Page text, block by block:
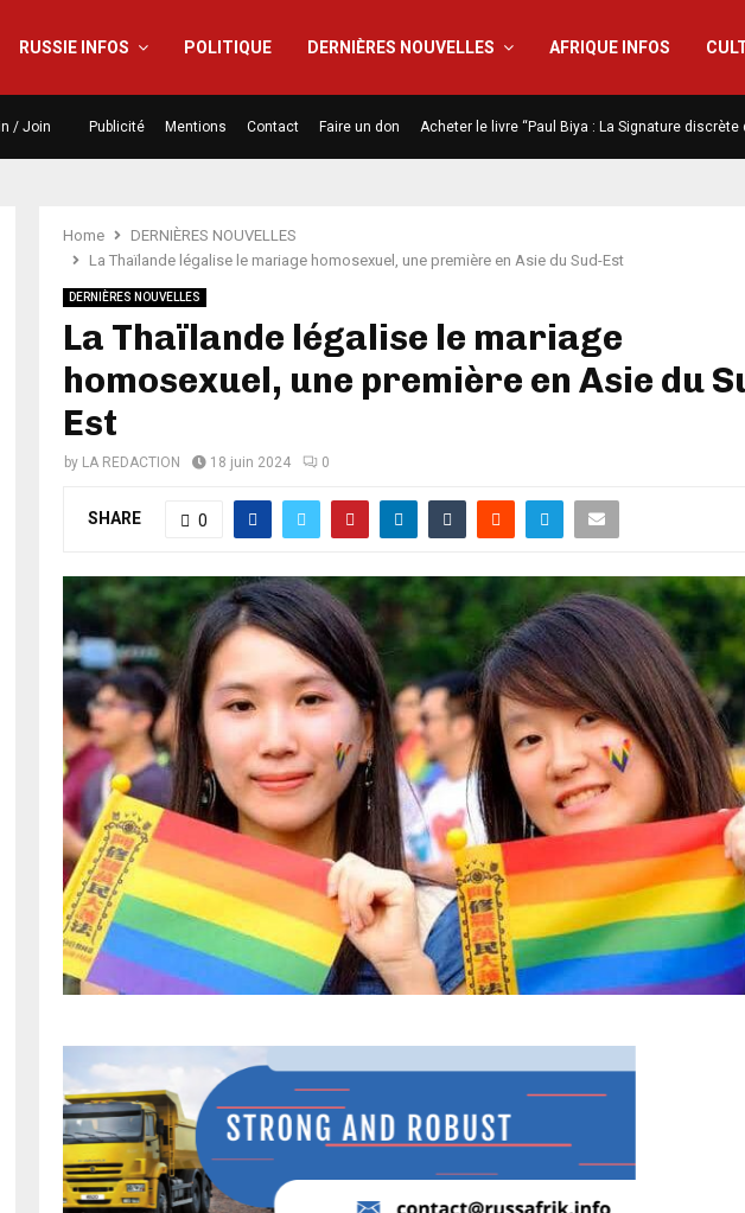
RUSSIE INFOS POLITIQUE DERNIÈRES NOUVELLES AFRIQUE INFOS
/ Join Publicité Mentions Contact Faire un don Acheter le livre “Paul Biya : La Signature
Home
DERNIÈRES NOUVELLES
La Thaïlande légalise le mariage homosexuel, une première en Asie du Sud-Est
DERNIÈRES NOUVELLES
La Thaïlande légalise le mariage
homosexuel, une première en Asie du
Est
by LA REDACTION 18 juin 2024 0
SHARE 0